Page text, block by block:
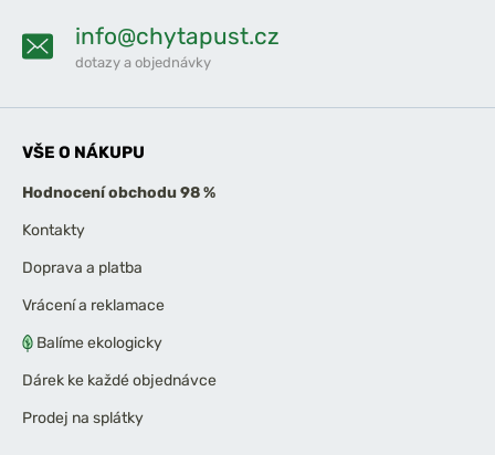
info@chytapust.cz
dotazy a objednávky
VŠE O NÁKUPU
Hodnocení obchodu 98 %
Kontakty
Doprava a platba
Vrácení a reklamace
Balíme ekologicky
Dárek ke každé objednávce
Prodej na splátky